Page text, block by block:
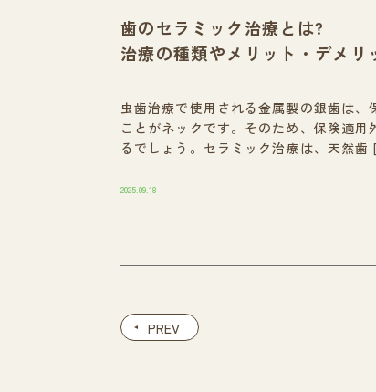
歯のセラミック治療とは?
治療の種類やメリット・デメリ
虫歯治療で使用される金属製の銀歯は
ことがネックです。そのため、保険適
るでしょう。セラミック治療は、天然
2025.09.18
PREV